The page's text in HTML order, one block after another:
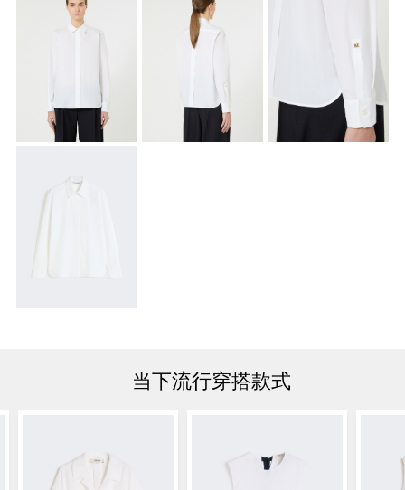
当下流行穿搭款式